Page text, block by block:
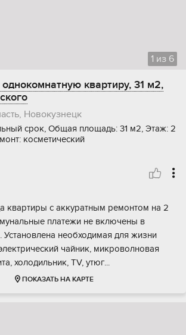
1 из 6
квартиру, 31 м2,
Новокузнецк
срок, Общая площадь: 31 м2, Этаж: 2
косметический
квартиры с аккуратным ремонтом на 2
платежи не включены в
Установлена необходимая для жизни
чайник, микроволновая
холодильник, TV, утюг...
ПОКАЗАТЬ НА КАРТЕ